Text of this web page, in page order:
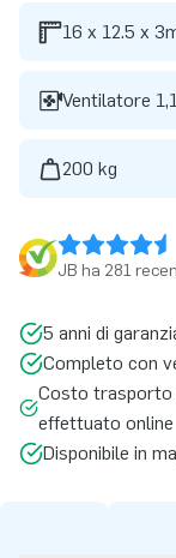
16 x 12.5 x
Ventilatore
200 kg
JB ha 281
5 anni di
Completo con
Costo trasporto
effettuato online
Disponibile in